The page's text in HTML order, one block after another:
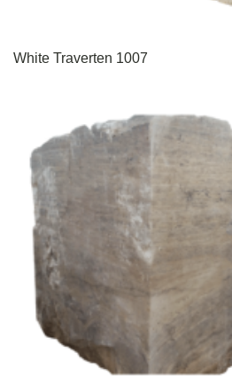
White Traverten 1007